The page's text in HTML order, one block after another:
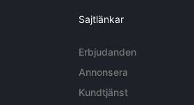
Sajtlänkar
Erbjudanden
Annonsera
Kundtjänst